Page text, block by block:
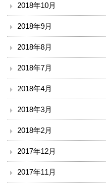
2018年10月
2018年9月
2018年8月
2018年7月
2018年4月
2018年3月
2018年2月
2017年12月
2017年11月